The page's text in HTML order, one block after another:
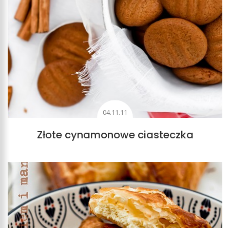
04.11.11
Złote cynamonowe ciasteczka